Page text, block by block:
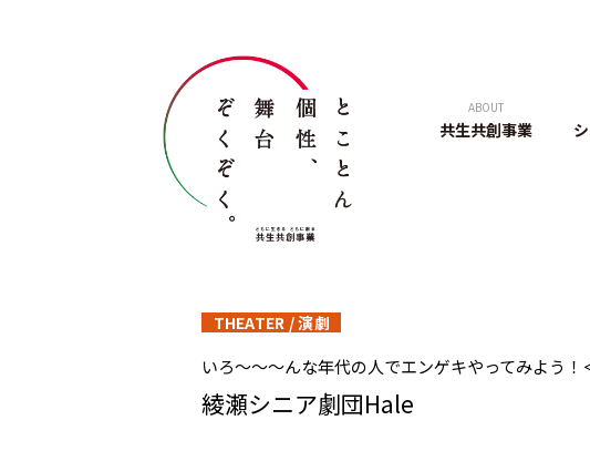
ABOUT
共生共創事業
THEATER /演劇
いろ〜〜〜んな年代の人でエンゲキやってみよう
綾瀬シニア劇団Hale